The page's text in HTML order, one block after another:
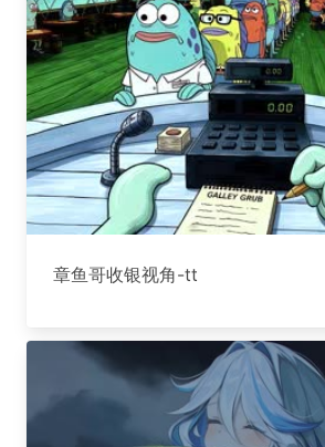
章鱼哥收银视角-tt